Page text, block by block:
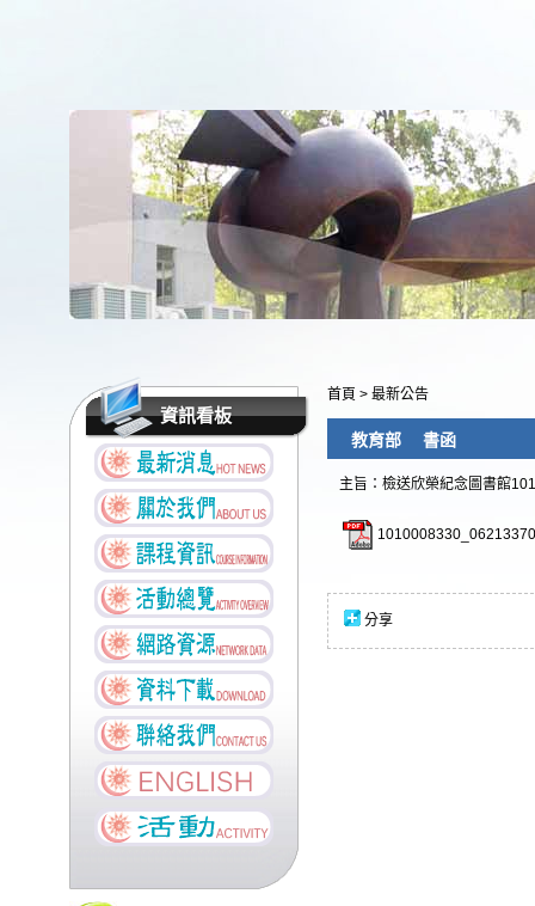
資訊看板
首頁 > 最新公告
教育部 書函
主旨：檢送欣榮紀念圖書館
分享